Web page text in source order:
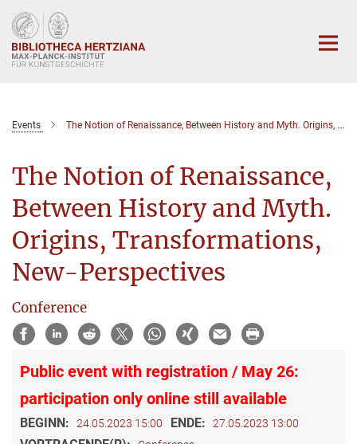
Hauptinhalt
Events The Notion of Renaissance, Between History and Myth. Origins, Transformations, New-Perspectives
The Notion of Renaissance,
Between History and Myth.
Origins, Transformations,
New-Perspectives
Conference
Public event with registration / May 26:
participation only online still available
BEGINN: 24.05.2023 15:00 ENDE: 27.05.2023 13:00